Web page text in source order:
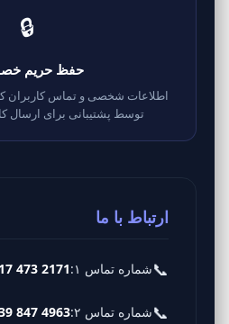
🔒
حفظ حریم
اطلاعات شخصی و تماس کاربران
توسط پشتیبانی برای ارسال
ارتباط با ما
📞شماره تماس ۱: 473 2171
📞شماره تماس ۲: 847 4963